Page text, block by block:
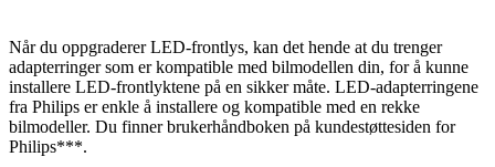
Når du oppgraderer LED-frontlys, kan det hende at du trenger
adapterringer som er kompatible med bilmodellen din, for å kunne
installere LED-frontlyktene på en sikker måte. LED-adapterringene
fra Philips er enkle å installere og kompatible med en rekke
bilmodeller. Du finner brukerhåndboken på kundestøttesiden for
Philips***.